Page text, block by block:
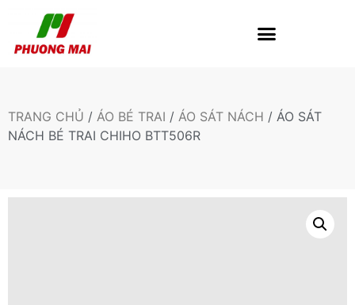
TRANG CHỦ / ÁO BÉ TRAI / ÁO SÁT NÁCH / ÁO SÁT
NÁCH BÉ TRAI CHIHO BTT506R